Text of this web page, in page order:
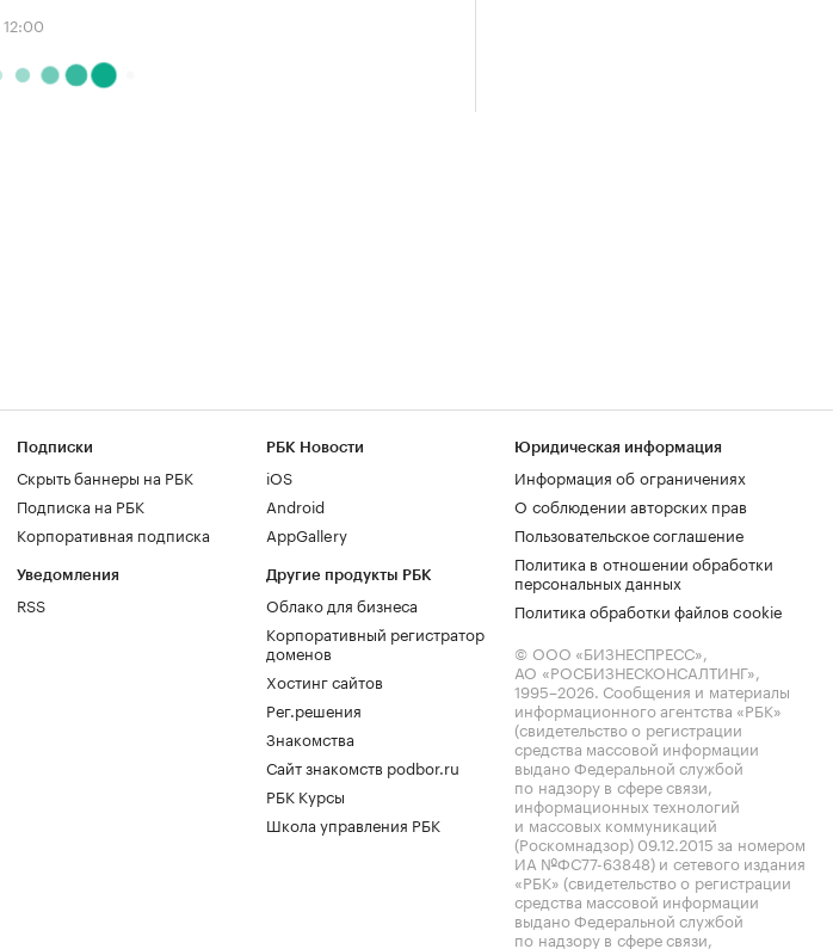
12:00
Подписки
Скрыть баннеры на РБК
Подписка на РБК
Корпоративная подписка
Уведомления
RSS
РБК Новости
iOS
Android
AppGallery
Другие продукты РБК
Облако для бизнеса
Корпоративный регистратор
доменов
Хостинг сайтов
Рег.решения
Знакомства
Сайт знакомств podbor.ru
РБК Курсы
Школа управления РБК
Юридическая информация
Информация об ограничениях
О соблюдении авторских прав
Пользовательское соглашение
Политика в отношении обработки
персональных данных
Политика обработки файлов cookie
© ООО «БИЗНЕСПРЕСС»,
АО «РОСБИЗНЕСКОНСАЛТИНГ»,
1995–2026. Сообщения и материалы
информационного агентства «РБК»
(свидетельство о регистрации
средства массовой информации
выдано Федеральной службой
по надзору в сфере связи,
информационных технологий
и массовых коммуникаций
(Роскомнадзор) 09.12.2015 за номером
ИА №ФС77-63848) и сетевого издания
«РБК» (свидетельство о регистрации
средства массовой информации
выдано Федеральной службой
по надзору в сфере связи,